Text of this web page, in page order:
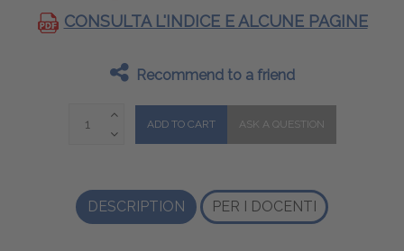
CONSULTA L'INDICE E ALCUNE PAGINE
Recommend to a friend
DESCRIPTION PER I DOCENTI